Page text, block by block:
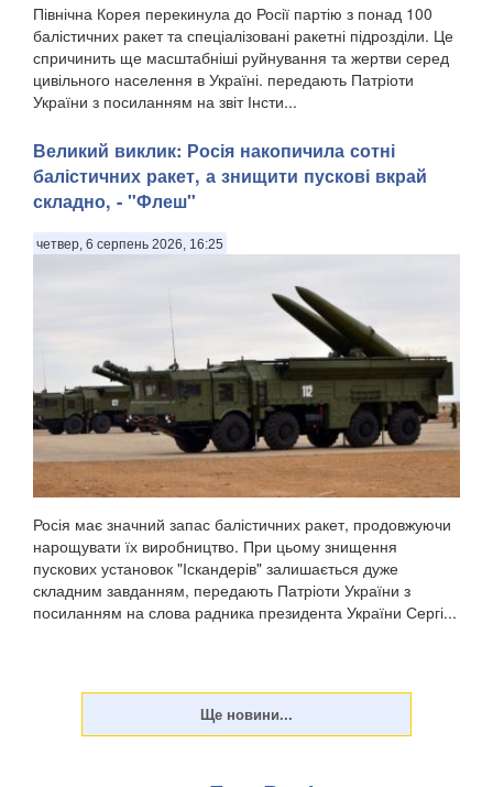
Північна Корея перекинула до Росії партію з понад 100
балістичних ракет та спеціалізовані ракетні підрозділи. Це
спричинить ще масштабніші руйнування та жертви серед
цивільного населення в Україні. передають Патріоти
України з посиланням на звіт Інсти...
Великий виклик: Росія накопичила сотні
балістичних ракет, а знищити пускові вкрай
складно, - "Флеш"
четвер, 6 серпень 2026, 16:25
Росія має значний запас балістичних ракет, продовжуючи
нарощувати їх виробництво. При цьому знищення
пускових установок "Іскандерів" залишається дуже
складним завданням, передають Патріоти України з
посиланням на слова радника президента України Сергі...